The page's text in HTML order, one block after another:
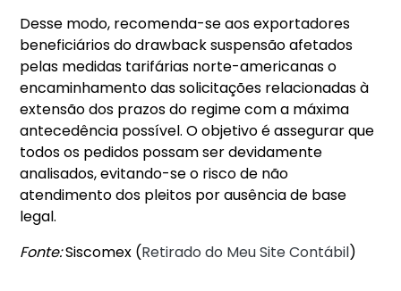
Desse modo, recomenda-se aos exportadores
beneficiários do drawback suspensão afetados
pelas medidas tarifárias norte-americanas o
encaminhamento das solicitações relacionadas à
extensão dos prazos do regime com a máxima
antecedência possível. O objetivo é assegurar que
todos os pedidos possam ser devidamente
analisados, evitando-se o risco de não
atendimento dos pleitos por ausência de base
legal.
Fonte:Siscomex (Retirado do Meu Site Contábil)